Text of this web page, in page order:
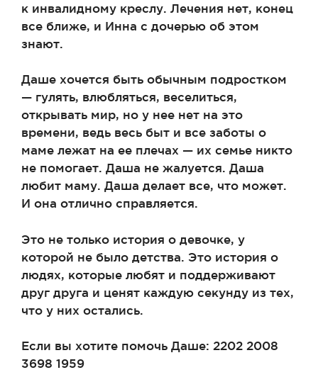
к инвалидному креслу. Лечения нет, конец
все ближе, и Инна с дочерью об этом
знают.
Даше хочется быть обычным подростком
— гулять, влюбляться, веселиться,
открывать мир, но у нее нет на это
времени, ведь весь быт и все заботы о
маме лежат на ее плечах — их семье никто
не помогает. Даша не жалуется. Даша
любит маму. Даша делает все, что может.
И она отлично справляется.
Это не только история о девочке, у
которой не было детства. Это история о
людях, которые любят и поддерживают
друг друга и ценят каждую секунду из тех,
что у них остались.
Если вы хотите помочь Даше: 2202 2008
3698 1959